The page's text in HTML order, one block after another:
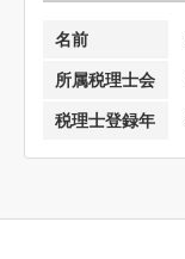
名前
所属税理士会
税理士登録年